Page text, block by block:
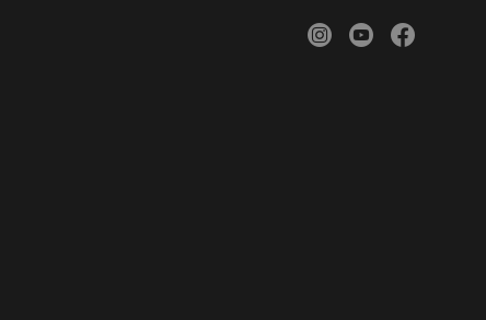
facebook
youtube